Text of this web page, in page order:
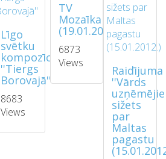
Līgo
svētku
kompozīcija
''Tiergs
Borovajā''
8683
Views
TV
Mozaīka
(19.01.2013)
6873
Views
Raidījuma
''Vārds
sižets
par
Maltas
pagastu